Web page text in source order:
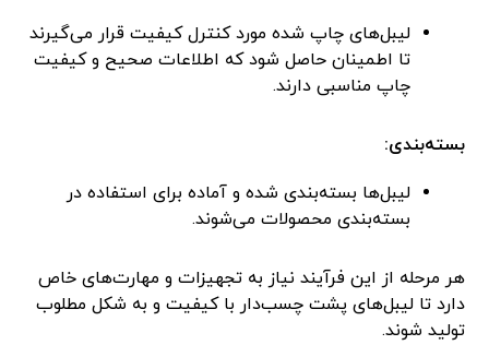
لیبل‌های چاپ شده مورد کنترل کیفیت قرار می‌گیرند
تا اطمینان حاصل شود که اطلاعات صحیح و کیفیت
چاپ مناسبی دارند.
بسته‌بندی:
لیبل‌ها بسته‌بندی شده و آماده برای استفاده در
بسته‌بندی محصولات می‌شوند.
هر مرحله از این فرآیند نیاز به تجهیزات و مهارت‌های خاص
دارد تا لیبل‌های پشت چسب‌دار با کیفیت و به شکل مطلوب
تولید شوند.